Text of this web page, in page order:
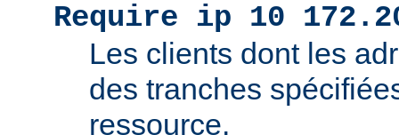
Require ip 10
Les clients dont les
des tranches
ressource.